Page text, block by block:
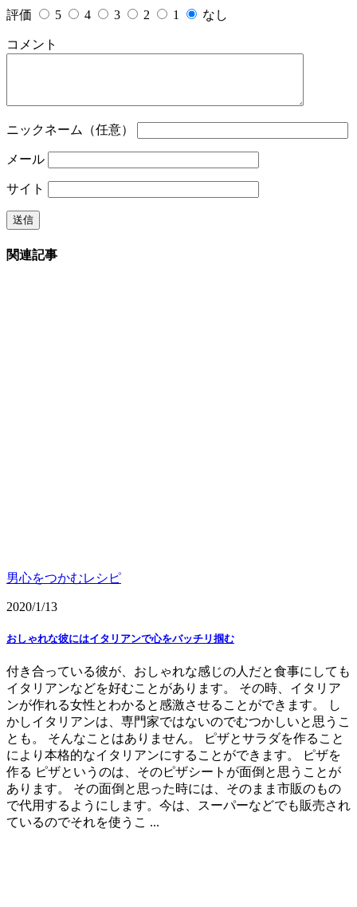
評価 5 4 3 2 1 なし
コメント
ニックネーム（任意）
メール
サイト
関連記事
男心をつかむレシピ
2020/1/13
おしゃれな彼にはイタリアンで心をバッチリ掴む
付き合っている彼が、おしゃれな感じの人だと食事にしても
イタリアンなどを好むことがあります。 その時、イタリア
ンが作れる女性とわかると感激させることができます。 し
かしイタリアンは、専門家ではないのでむつかしいと思うこ
とも。 そんなことはありません。 ピザとサラダを作ること
により本格的なイタリアンにすることができます。 ピザを
作る ピザというのは、そのピザシートが面倒と思うことが
あります。 その面倒と思った時には、そのまま市販のもの
で代用するようにします。今は、スーパーなどでも販売され
ているのでそれを使うこ ...